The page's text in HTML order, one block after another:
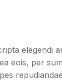
elegendi
eois, per